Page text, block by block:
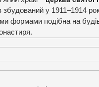
збудований у 1911–1914
формами подібна на